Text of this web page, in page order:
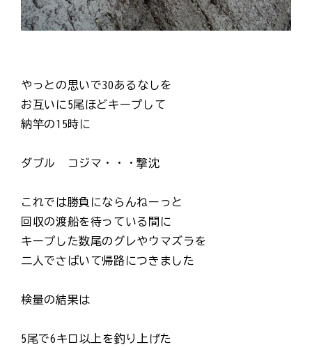
やっとの思いで30あるなしを
お互いに5尾ほどキープして
納竿の15時に
ダブル コジマ・・・撃沈
これでは勝負にならんねーっと
回収の渡船を待っている間に
キープした数尾のグレやウマズラを
二人でさばいて帰路につきました
検量の結果は
5尾で6キロ以上を釣り上げた